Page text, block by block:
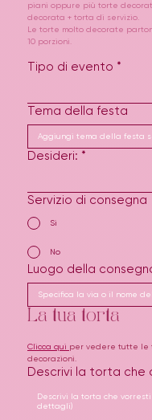
piani oppure più torte
Le torte molto decorate
10 porzioni.
Tipo di evento *
Tema della festa
Desideri: *
Servizio di consegna
Si
No
Luogo della
La tua torta
Clicca qui per vedere tutte le
decorazioni.
Descrivi la torta che